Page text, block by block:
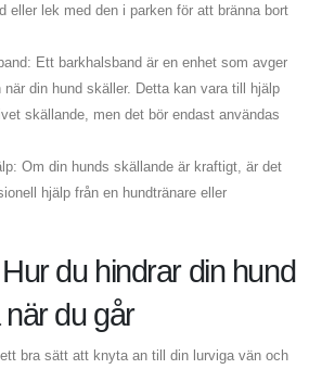
eller lek med den i parken för att bränna bort
Ett barkhalsband är en enhet som avger
din hund skäller. Detta kan vara till hjälp
skällande, men det bör endast användas
Om din hunds skällande är kraftigt, är det
hjälp från en hundtränare eller
du hindrar din hund
du går
bra sätt att knyta an till din lurviga vän och